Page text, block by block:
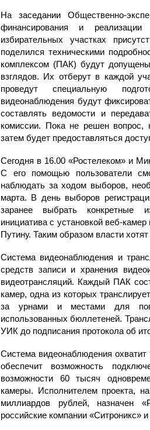
На заседании Общественно-
финансирования и
избирательных участках
поделился техническими
комплексом (ПАК) будут
взглядов. Их отберут в каждой
проведут специальную
видеонаблюдения будут
составлять ведомости и
комиссии. Пока не решен вопрос,
затем будет предоставляться
Сегодня в 16.00 «Ростелеком» и
С его помощью пользователи
наблюдать за ходом выборов,
марта. В день выборов
заранее выбрать конкретные
инициатива с установкой веб-
Путину. Таким образом власти
Система видеонаблюдения и
средств записи и хранения
видеотрансляций. Каждый ПАК
камер, одна из которых
за урнами и местами для
использованных бюллетеней.
УИК до подписания протокола об
Система видеонаблюдения
обеспечит возможность
возможности 60 тысяч
камеры. Исполнителем проекта,
миллиардов рублей, назначен
российские компании «Ситроникс»